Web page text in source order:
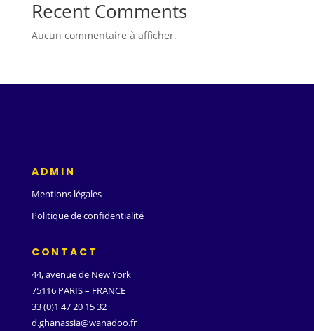
Recent Comments
Aucun commentaire à afficher.
ADMIN
Mentions légales
Politique de confidentialité
CONTACT
44, avenue de New York
75116 PARIS – FRANCE
33 (0)1 47 20 15 32
d.ghanassia@wanadoo.fr